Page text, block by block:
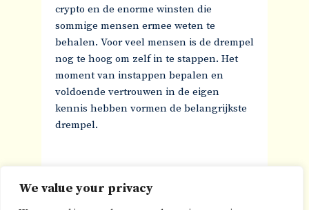
We value your privacy
crypto en de enorme winsten die
sommige mensen ermee weten te
behalen. Voor veel mensen is de drempel
nog te hoog om zelf in te stappen. Het
moment van instappen bepalen en
voldoende vertrouwen in de eigen
kennis hebben vormen de belangrijkste
drempel.
Crypto laten beleggen